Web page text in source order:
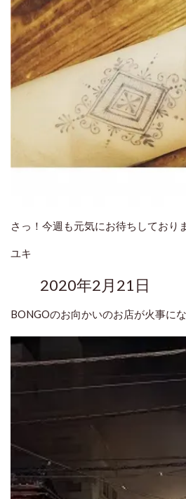
さっ！今週も元気にお待ちしており
ユキ
2020年2月21日
BONGOのお向かいのお店が火事に